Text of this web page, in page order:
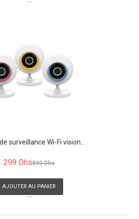
```
surveillance Wi-Fi vision...
299 Dhs899 Dhs
AJOUTER AU PANIER
```